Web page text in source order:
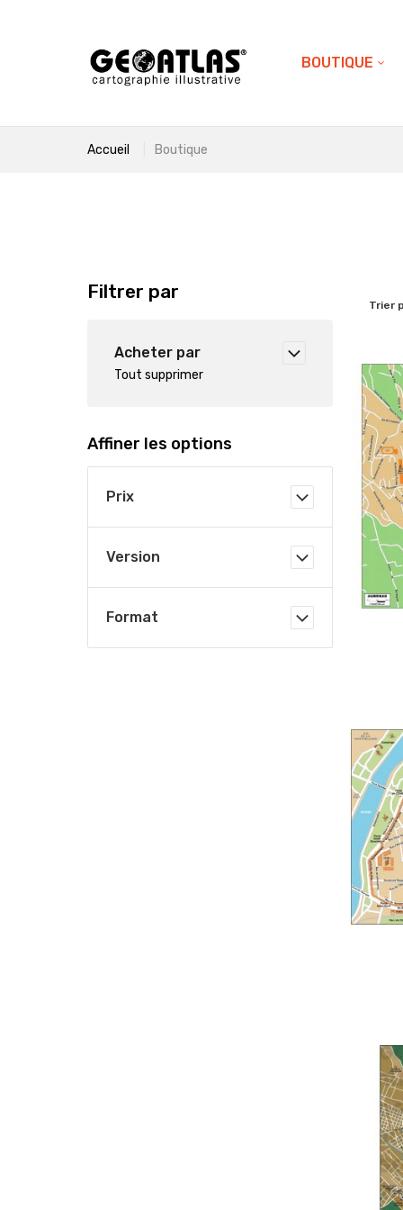
BOUTIQUE
Accueil Boutique
Trier
Filtrer par
Acheter par
Tout supprimer
Affiner les options
Prix
Version
Format